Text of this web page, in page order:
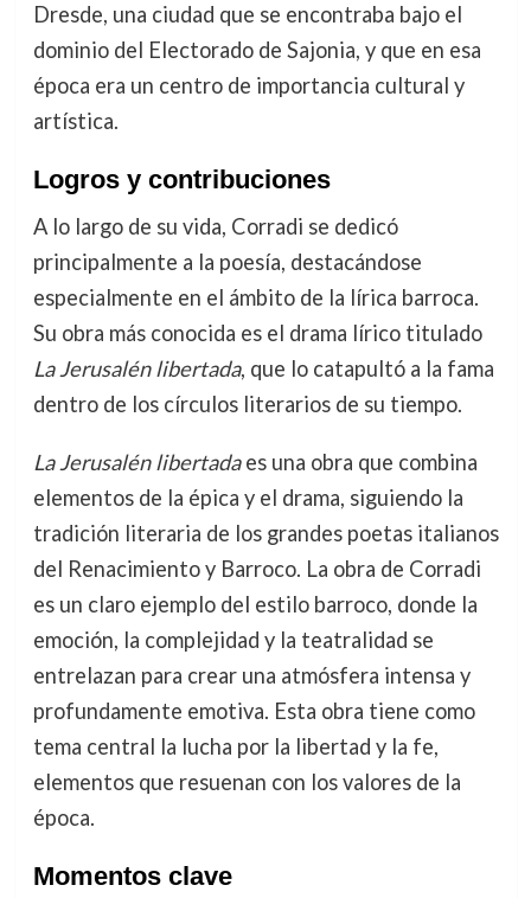
Dresde, una ciudad que se encontraba bajo el
dominio del Electorado de Sajonia, y que en esa
época era un centro de importancia cultural y
artística.
Logros y contribuciones
A lo largo de su vida, Corradi se dedicó
principalmente a la poesía, destacándose
especialmente en el ámbito de la lírica barroca.
Su obra más conocida es el drama lírico titulado
La Jerusalén libertada, que lo catapultó a la fama
dentro de los círculos literarios de su tiempo.
La Jerusalén libertadaes una obra que combina
elementos de la épica y el drama, siguiendo la
tradición literaria de los grandes poetas italianos
del Renacimiento y Barroco. La obra de Corradi
es un claro ejemplo del estilo barroco, donde la
emoción, la complejidad y la teatralidad se
entrelazan para crear una atmósfera intensa y
profundamente emotiva. Esta obra tiene como
tema central la lucha por la libertad y la fe,
elementos que resuenan con los valores de la
época.
Momentos clave